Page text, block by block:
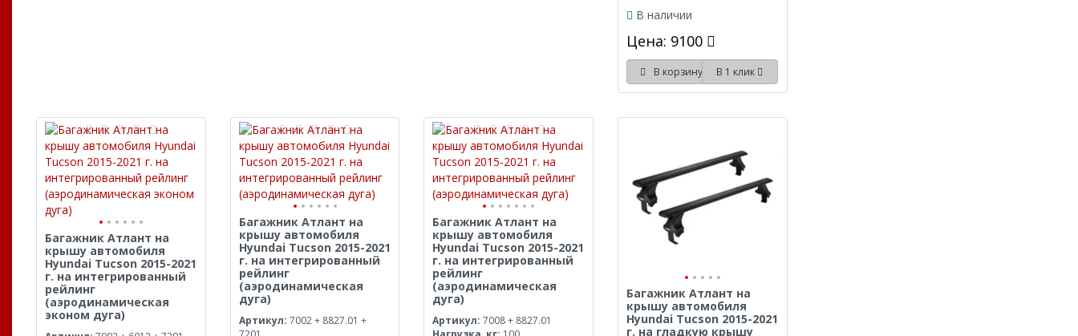
В наличии
Цена: 9100
В корзину В 1 клик
Багажник Атлант на
крышу автомобиля
Hyundai Tucson 2015-2021
г. на интегрированный
рейлинг
(аэродинамическая
эконом дуга)
Багажник Атлант на
крышу автомобиля
Hyundai Tucson 2015-2021
г. на интегрированный
рейлинг
(аэродинамическая
дуга)
Артикул: 7002 + 8827.01 +
Багажник Атлант на
крышу автомобиля
Hyundai Tucson 2015-2021
г. на интегрированный
рейлинг
(аэродинамическая
дуга)
Артикул: 7008 + 8827.01
Багажник Атлант на
крышу автомобиля
Hyundai Tucson 2015-2021
г. на гладкую крышу